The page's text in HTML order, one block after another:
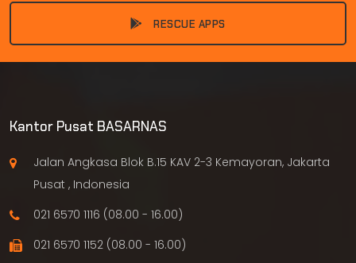
RESCUE APPS
Kantor Pusat BASARNAS
Jalan Angkasa Blok B.15 KAV 2-3 Kemayoran, Jakarta
Pusat , Indonesia
021 6570 1116 (08.00 - 16.00)
021 6570 1152 (08.00 - 16.00)